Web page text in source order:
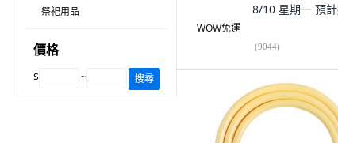
祭祀用品
價格
$ ~ 搜尋
8/10 星期一 預
WOW免運
(9044)